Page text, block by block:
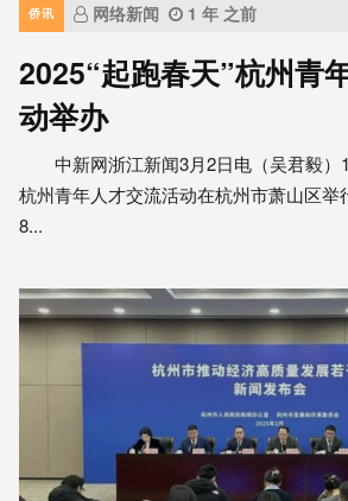
侨讯 网络新闻 1 年 之前
2025“起跑春天”杭州青
动举办
中新网浙江新闻3月2日电（吴君毅）1
杭州青年人才交流活动在杭州市萧山区举
8...